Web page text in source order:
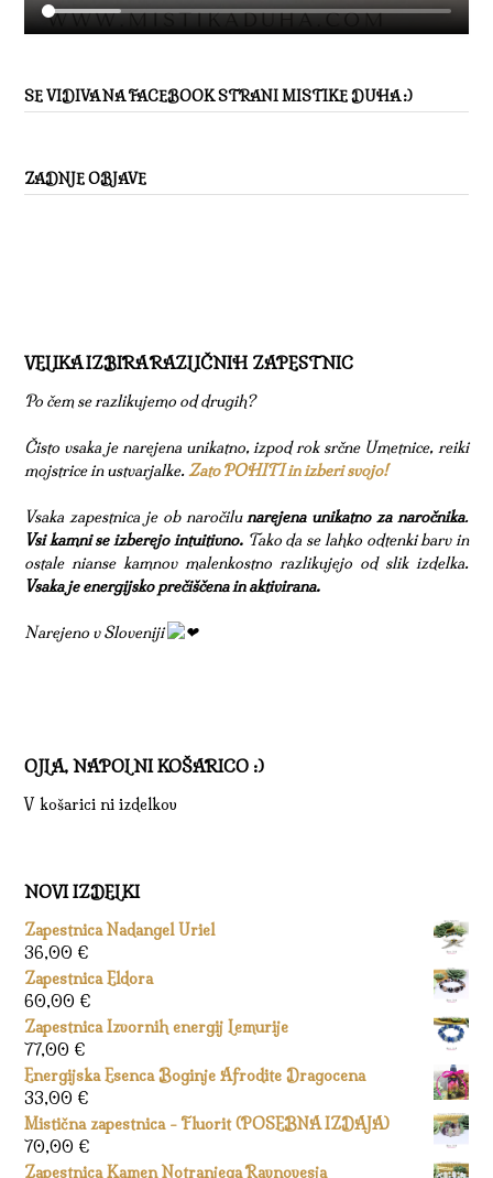
SE VIDIVA NA FACEBOOK STRANI MISTIKE DUHA :)
ZADNJE OBJAVE
VELIKA IZBIRA RAZLIČNIH ZAPESTNIC
Po čem se razlikujemo od drugih?
Čisto vsaka je narejena unikatno, izpod rok srčne Umetnice, reiki
mojstrice in ustvarjalke.Zato POHITI in izberi svojo!
Vsaka zapestnica je ob naročilunarejena unikatno za naročnika.
Vsi kamni se izberejo intuitivno.Tako da se lahko odtenki barv in
ostale nianse kamnov malenkostno razlikujejo od slik izdelka.
Vsaka je energijsko prečiščena in aktivirana.
Narejeno v Sloveniji
OJLA, NAPOLNI KOŠARICO :)
V košarici ni izdelkov
NOVI IZDELKI
Zapestnica Nadangel Uriel
36,00 €
Zapestnica Eldora
60,00 €
Zapestnica Izvornih energij Lemurije
77,00 €
Energijska Esenca Boginje Afrodite Dragocena
33,00 €
Mistična zapestnica - Fluorit (POSEBNA IZDAJA)
70,00 €
Zapestnica Kamen Notranjega Ravnovesja